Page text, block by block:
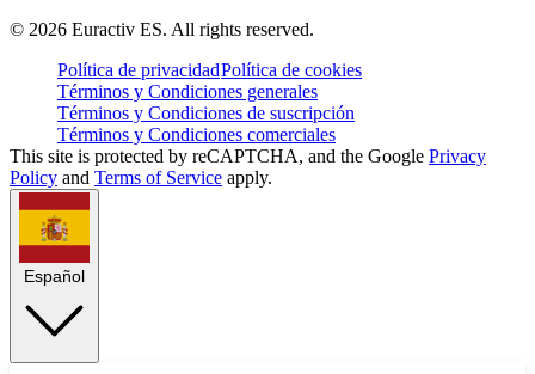
© 2026 Euractiv ES. All rights reserved.
Política de privacidadPolítica de cookies
Términos y Condiciones generales
Términos y Condiciones de suscripción
Términos y Condiciones comerciales
This site is protected by reCAPTCHA, and the Google Privacy
Policy and Terms of Service apply.
Español